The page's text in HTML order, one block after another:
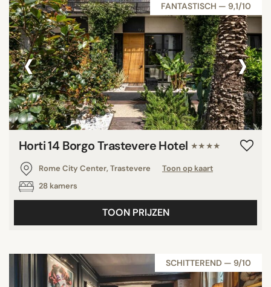
FANTASTISCH — 9,1/10
‹ ›
Horti 14 Borgo Trastevere Hotel ★★★★
Rome City Center, Trastevere
Toon op kaart
28 kamers
TOON PRIJZEN
SCHITTEREND — 9/10